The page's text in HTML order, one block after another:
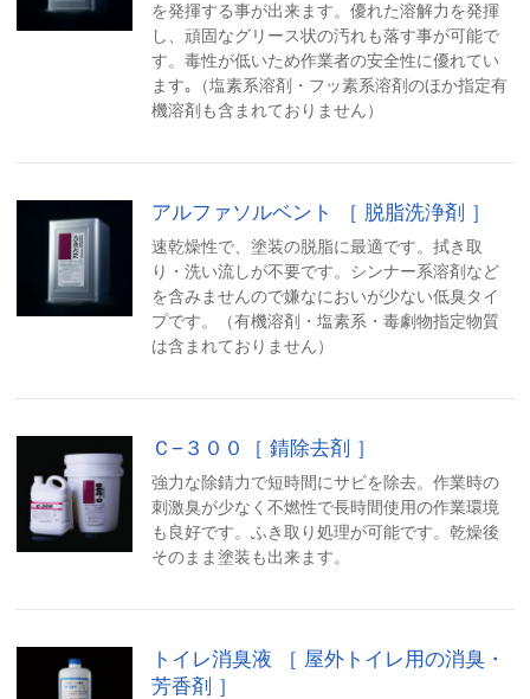
を発揮する事が出来ます。優れた溶解力を発揮
し、頑固なグリース状の汚れも落す事が可能で
す。毒性が低いため作業者の安全性に優れてい
ます｡（塩素系溶剤・フッ素系溶剤のほか指定有
機溶剤も含まれておりません）
アルファソルベント ［ 脱脂洗浄剤 ］
速乾燥性で、塗装の脱脂に最適です。拭き取
り・洗い流しが不要です。シンナー系溶剤など
を含みませんので嫌なにおいが少ない低臭タイ
プです。（有機溶剤・塩素系・毒劇物指定物質
は含まれておりません）
Ｃ−３００［ 錆除去剤 ］
強力な除錆力で短時間にサビを除去。作業時の
刺激臭が少なく不燃性で長時間使用の作業環境
も良好です。ふき取り処理が可能です。乾燥後
そのまま塗装も出来ます。
トイレ消臭液 ［ 屋外トイレ用の消臭・
芳香剤 ］